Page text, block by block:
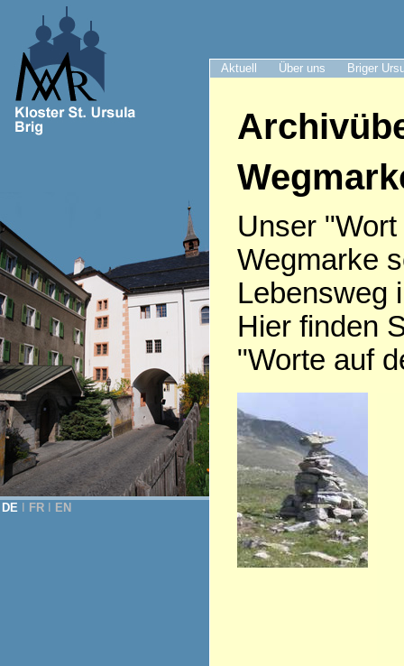
Aktuell Über uns Briger
DE FR EN
Unser
Wegmarke
Lebensweg
Hier finden
"Worte auf